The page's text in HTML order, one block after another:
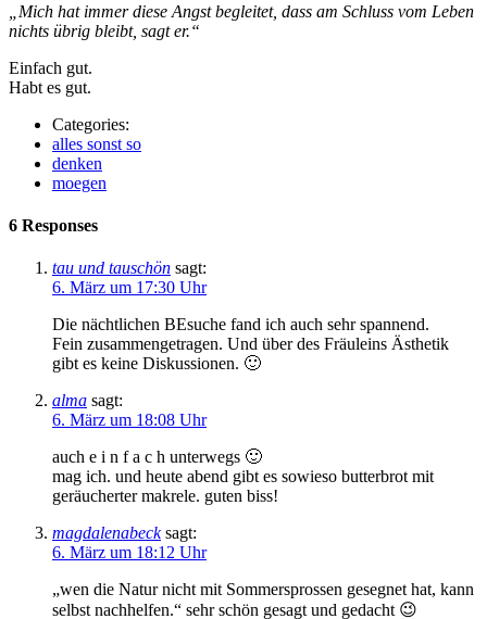
„Mich hat immer diese Angst begleitet, dass am Schluss vom Leben
nichts übrig bleibt, sagt er.“
Einfach gut.
Habt es gut.
Categories:
alles sonst so
denken
moegen
6 Responses
tau und tauschön sagt:
6. März um 17:30 Uhr
Die nächtlichen BEsuche fand ich auch sehr spannend.
Fein zusammengetragen. Und über des Fräuleins Ästhetik
gibt es keine Diskussionen. 🙂
alma sagt:
6. März um 18:08 Uhr
auch e i n f a c h unterwegs 🙂
mag ich. und heute abend gibt es sowieso butterbrot mit
geräucherter makrele. guten biss!
magdalenabeck sagt:
6. März um 18:12 Uhr
„wen die Natur nicht mit Sommersprossen gesegnet hat, kann
selbst nachhelfen.“ sehr schön gesagt und gedacht 😉